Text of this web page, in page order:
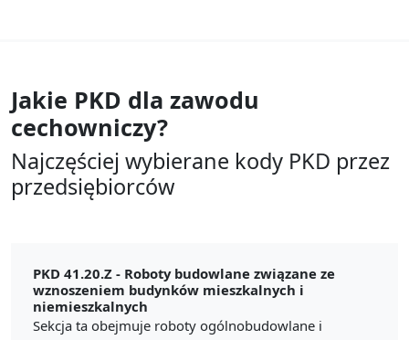
Jakie PKD dla zawodu
cechowniczy?
Najczęściej wybierane kody PKD przez
przedsiębiorców
PKD 41.20.Z - Roboty budowlane związane ze
wznoszeniem budynków mieszkalnych i
niemieszkalnych
Sekcja ta obejmuje roboty ogólnobudowlane i